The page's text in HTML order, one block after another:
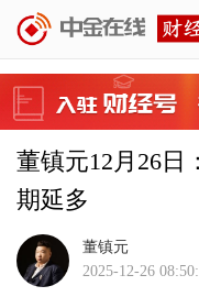
董镇元12月26日
期延多
董镇元
2025-12-26